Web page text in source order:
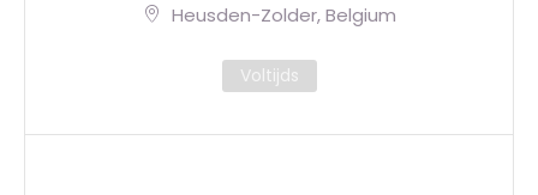
Heusden-Zolder, Belgium
Voltijds